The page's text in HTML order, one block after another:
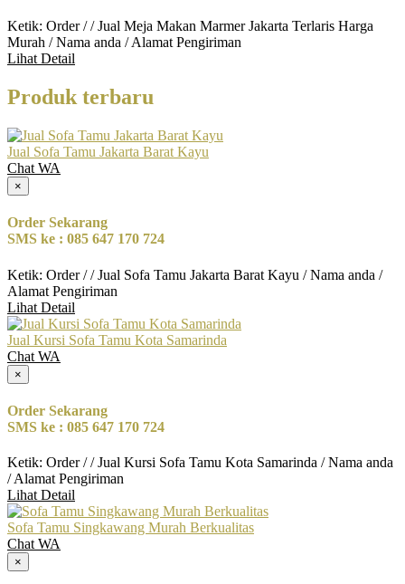
Ketik: Order / / Jual Meja Makan Marmer Jakarta Terlaris Harga
Murah / Nama anda / Alamat Pengiriman
Lihat Detail
Produk terbaru
Jual Sofa Tamu Jakarta Barat Kayu
Chat WA
×
Order Sekarang
SMS ke : 085 647 170 724
Ketik: Order / / Jual Sofa Tamu Jakarta Barat Kayu / Nama anda /
Alamat Pengiriman
Lihat Detail
Jual Kursi Sofa Tamu Kota Samarinda
Chat WA
×
Order Sekarang
SMS ke : 085 647 170 724
Ketik: Order / / Jual Kursi Sofa Tamu Kota Samarinda / Nama anda
/ Alamat Pengiriman
Lihat Detail
Sofa Tamu Singkawang Murah Berkualitas
Chat WA
×